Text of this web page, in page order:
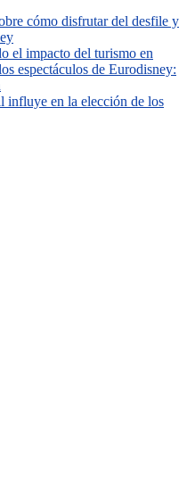
cómo disfrutar del desfile y
el impacto del turismo en
espectáculos de Eurodisney:
influye en la elección de los